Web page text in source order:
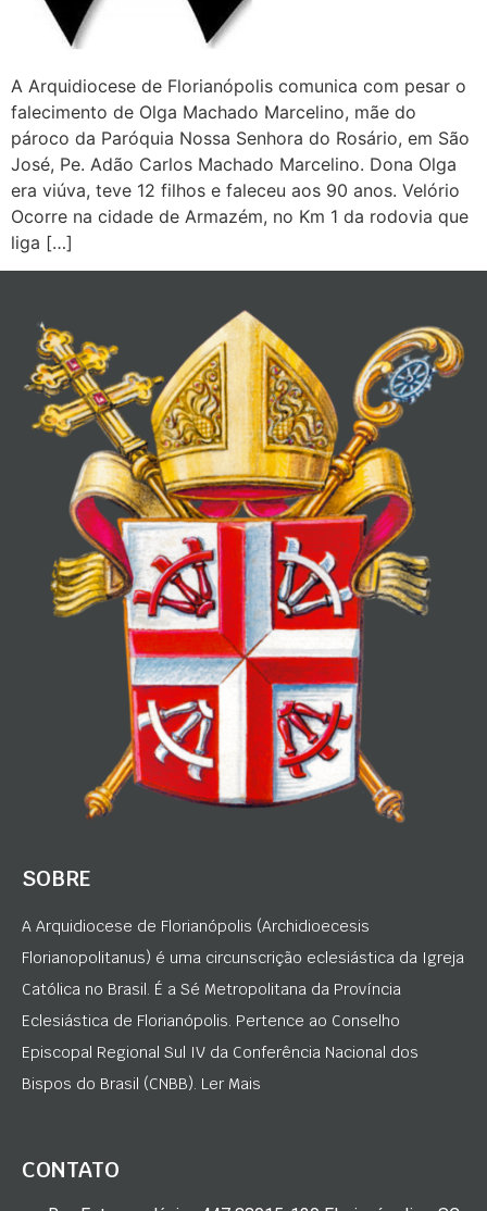
A Arquidiocese de Florianópolis comunica com pesar o
falecimento de Olga Machado Marcelino, mãe do
pároco da Paróquia Nossa Senhora do Rosário, em São
José, Pe. Adão Carlos Machado Marcelino. Dona Olga
era viúva, teve 12 filhos e faleceu aos 90 anos. Velório
Ocorre na cidade de Armazém, no Km 1 da rodovia que
liga […]
SOBRE
A Arquidiocese de Florianópolis (Archidioecesis
Florianopolitanus) é uma circunscrição eclesiástica da Igreja
Católica no Brasil. É a Sé Metropolitana da Província
Eclesiástica de Florianópolis. Pertence ao Conselho
Episcopal Regional Sul IV da Conferência Nacional dos
Bispos do Brasil (CNBB). Ler Mais
CONTATO